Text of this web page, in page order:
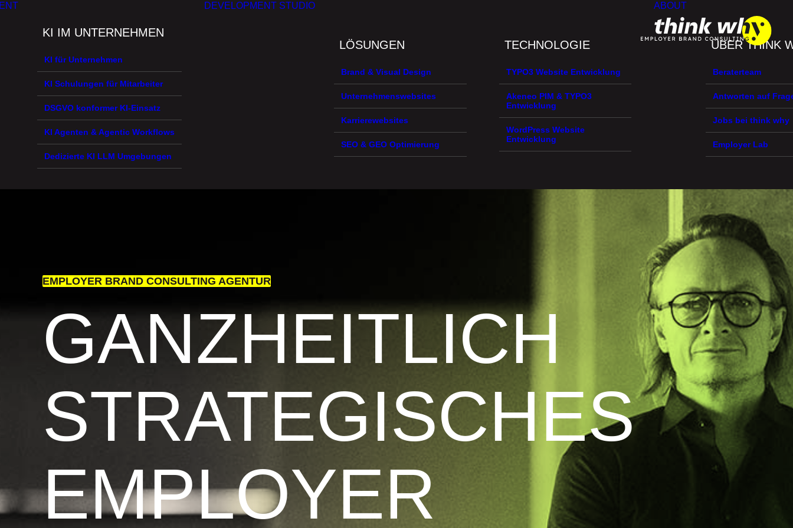
KI IM UNTERNEHMEN
KI für Unternehmen
KI Schulungen für Mitarbeiter
DSGVO konformer KI-Einsatz
KI Agenten & Agentic Workflows
Dedizierte KI LLM Umgebungen
DEVELOPMENT STUDIO
LÖSUNGEN
Brand & Visual Design
Unternehmenswebsites
Karrierewebsites
SEO & GEO Optimierung
TECHNOLOGIE
TYPO3 Website Entwicklung
Akeneo PIM & TYPO3
Entwicklung
WordPress Website
Entwicklung
ABOUT
ÜBER THINK
Beraterteam
Antworten auf
Jobs bei think why
Employer Lab
EMPLOYER BRAND CONSULTING AGENTUR
GANZHEITLICH
STRATEGISCHES
EMPLOYER